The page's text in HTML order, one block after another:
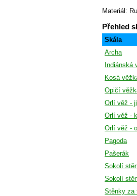
Materiál:
Přehled
Skála
Archa
Indiánská
Kosá
Opičí
Orlí věž -
Orlí věž -
Orlí věž -
Pagoda
Pašerák
Sokolí
Sokolí
Stěnky za